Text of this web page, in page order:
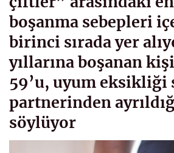
boşanma sebepleri
birinci sırada yer
yıllarına boşanan
59’u, uyum eksikliği
partnerinden
söylüyor